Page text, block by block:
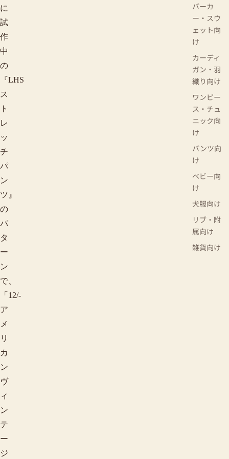
パーカ
ー・スウ
ェット向
け
カーディ
ガン・羽
織り向け
ワンピー
ス・チュ
ニック向
け
パンツ向
け
ベビー向
け
犬服向け
リブ・附
属向け
雑貨向け
に
試
作
中
の
『LHS
ス
ト
レ
ッ
チ
パ
ン
ツ』
の
パ
タ
ー
ン
で、
「12/-
ア
メ
リ
カ
ン
ヴ
ィ
ン
テ
ー
ジ